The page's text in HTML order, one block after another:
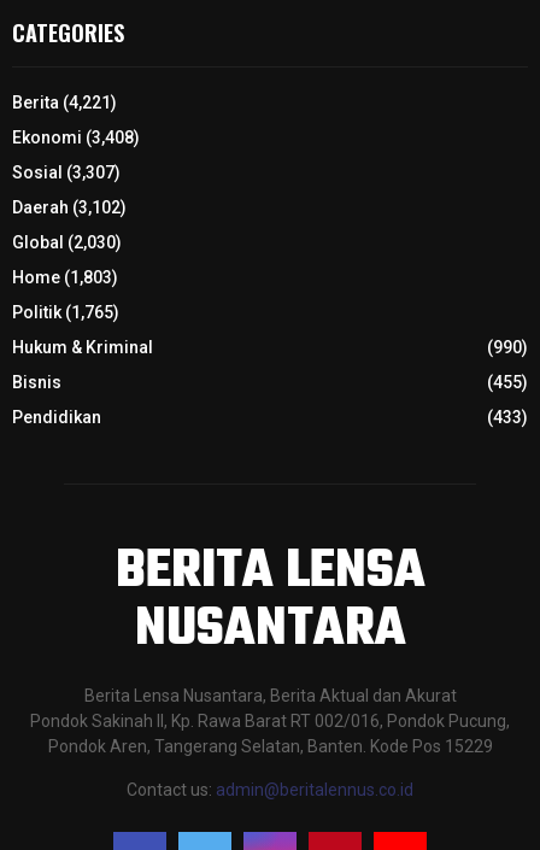
CATEGORIES
Berita (4,221)
Ekonomi (3,408)
Sosial (3,307)
Daerah (3,102)
Global (2,030)
Home (1,803)
Politik (1,765)
Hukum & Kriminal
(990)
Bisnis
(455)
Pendidikan
(433)
BERITA LENSA
NUSANTARA
Berita Lensa Nusantara, Berita Aktual dan Akurat
Pondok Sakinah II, Kp. Rawa Barat RT 002/016, Pondok Pucung,
Pondok Aren, Tangerang Selatan, Banten. Kode Pos 15229
Contact us: admin@beritalennus.co.id